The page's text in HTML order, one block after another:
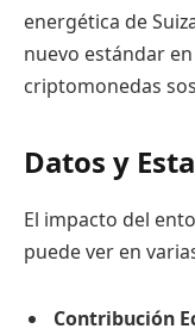
energética de
nuevo estándar
criptomonedas
Datos y
El impacto del
puede ver en
Contribución